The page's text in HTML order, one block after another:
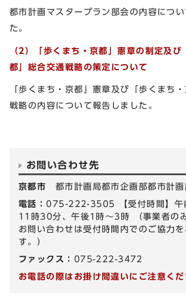
都市計画マスタープラン部会の内容につ
た。
（2）「歩くまち・京都」憲章の制定及び
都」総合交通戦略の策定について
「歩くまち・京都」憲章及び「歩くまち
戦略の内容について報告しました。
お問い合わせ先
京都市 都市計画局都市企画部都市計画
電話：075-222-3505 【受付時間】午
11時30分、午後1時～3時 （事業者の
お問い合わせは受付時間内でのご協力
す。）
ファックス： 075-222-3472
お電話の際はお掛け間違いにご注意くだ